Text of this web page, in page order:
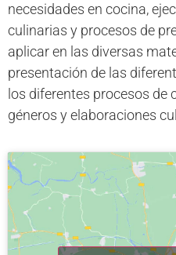
necesidades en cocina,
culinarias y procesos de
aplicar en las diversas
presentación de las
los diferentes procesos
géneros y elaboraciones